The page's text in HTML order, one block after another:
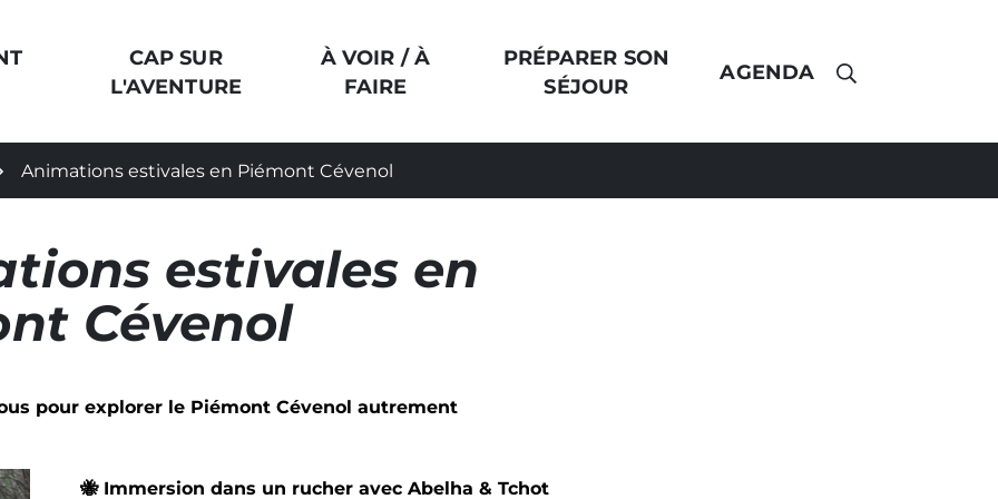
CAP SUR
L'AVENTURE
À VOIR / À
FAIRE
PRÉPARER SON
SÉJOUR
AGENDA
AFFICHER LA
Animations estivales en Piémont Cévenol
estivales en
Cévenol
pour explorer le Piémont Cévenol autrement
🐝Immersion dans un rucher avec Abelha & Tchot